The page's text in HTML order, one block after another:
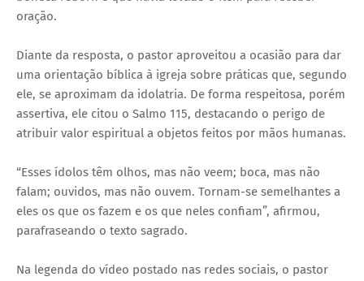
oração.
Diante da resposta, o pastor aproveitou a ocasião para dar
uma orientação bíblica à igreja sobre práticas que, segundo
ele, se aproximam da idolatria. De forma respeitosa, porém
assertiva, ele citou o Salmo 115, destacando o perigo de
atribuir valor espiritual a objetos feitos por mãos humanas.
“Esses ídolos têm olhos, mas não veem; boca, mas não
falam; ouvidos, mas não ouvem. Tornam-se semelhantes a
eles os que os fazem e os que neles confiam”, afirmou,
parafraseando o texto sagrado.
Na legenda do vídeo postado nas redes sociais, o pastor